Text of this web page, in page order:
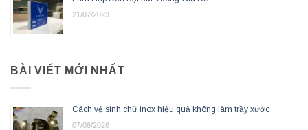
21/07/2023
BÀI VIẾT MỚI NHẤT
Cách vệ sinh chữ inox hiệu quả không làm trầy xước
07/08/2026